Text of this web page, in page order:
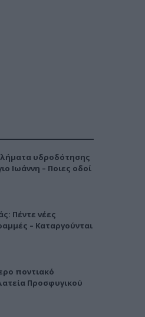
υδροδότησης
Ιωάννη – Ποιες οδοί
Πέντε νέες
– Καταργούνται
ποντιακό
Προσφυγικού